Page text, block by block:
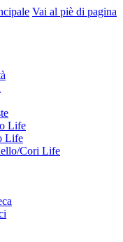
Vai al piè di pagina
Life
Life
Cori Life